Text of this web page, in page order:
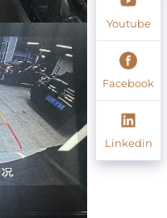
Youtube
Facebook
Linkedin